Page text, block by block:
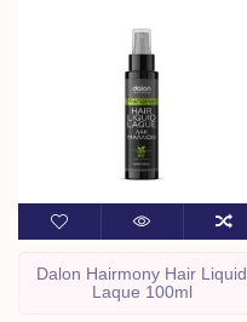
Dalon Hairmony Hair Liquid
Laque 100ml